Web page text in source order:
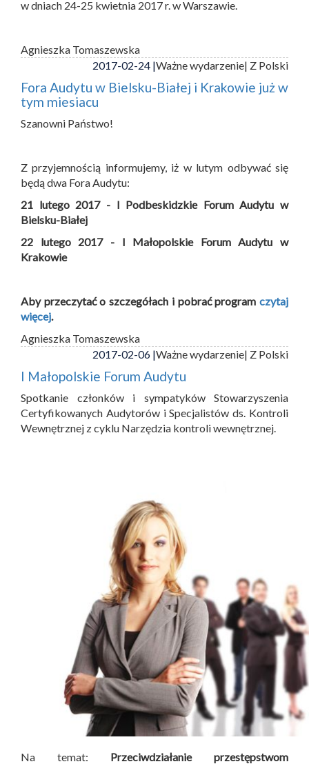
w dniach 24-25 kwietnia 2017 r. w Warszawie.
Agnieszka Tomaszewska
2017-02-24 |Ważne wydarzenie| Z Polski
Fora Audytu w Bielsku-Białej i Krakowie już w
tym miesiacu
Szanowni Państwo!
Z przyjemnością informujemy, iż w lutym odbywać się
będą dwa Fora Audytu:
21 lutego 2017 - I Podbeskidzkie Forum Audytu w
Bielsku-Białej
22 lutego 2017 - I Małopolskie Forum Audytu w
Krakowie
Aby przeczytać o szczegółach i pobrać program czytaj
więcej.
Agnieszka Tomaszewska
2017-02-06 |Ważne wydarzenie| Z Polski
I Małopolskie Forum Audytu
Spotkanie członków i sympatyków Stowarzyszenia
Certyfikowanych Audytorów i Specjalistów ds. Kontroli
Wewnętrznej z cyklu Narzędzia kontroli wewnętrznej.
Na temat: Przeciwdziałanie przestępstwom